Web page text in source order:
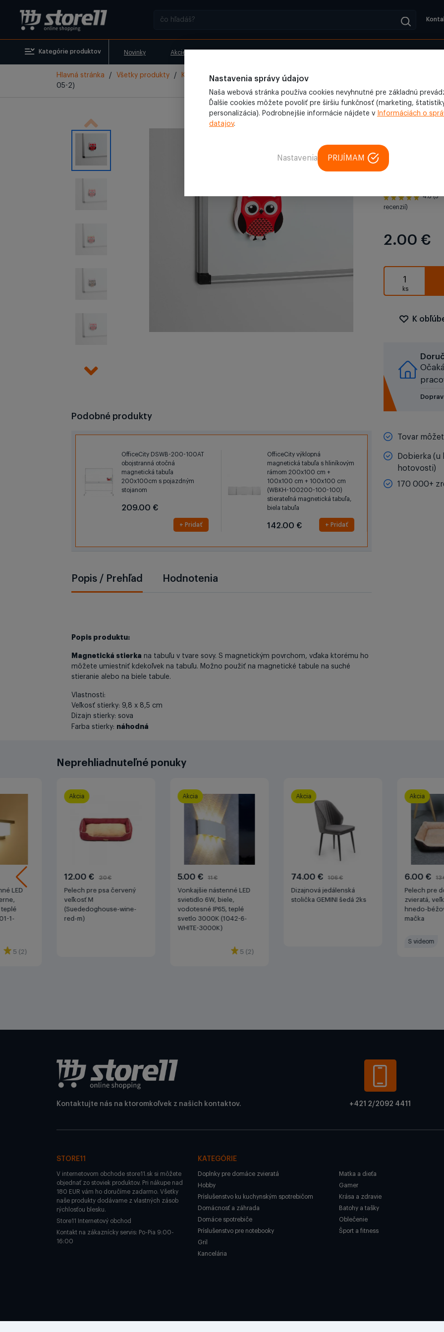
Kategórie produktov Novinky Akcie
Hlavná stránka / Všetky produkty / Kancelária / Magnetická tabuľa, whiteboard
Magnetická stierka na tabuľu
05-2)
Podobné produkty
OfficeCity DSWB-200-100AT
obojstranná otočná
magnetická tabuľa
200x100cm s pojazdným
stojanom
209.00 €
+ Pridať
OfficeCity výklopná
magnetická tabuľa s hliníkovým
rámom 200x100 cm +
100x100 cm + 100x100 cm
(WBKH-100200-100-100)
stierateľná magnetická tabuľa,
biela tabuľa
142.00 € + Pridať
Popis / Prehľad Hodnotenia
Popis produktu:
Magnetická stierka na tabuľu v tvare sovy. S magnetickým povrchom, vďaka ktorému ho
môžete umiestniť kdekoľvek na tabuľu. Možno použiť na magnetické tabule na suché
stieranie alebo na biele tabule.
Vlastnosti:
Veľkosť stierky: 9,8 x 8,5 cm
Dizajn stierky: sova
Farba stierky: náhodná
Magnetická
tvare
tabuľu
4.6 (5
recenzií)
2.00 €
K
Tovar
Dobierka
hotovosti)
170 000+
Neprehliadnuteľné ponuky
LED
teplé
1-
5 (2)
Akcia
12.00 € 20 €
Pelech pre psa červený
veľkosť M
(Suededoghouse-wine-
red-m)
Akcia
5.00 € 11 €
Vonkajšie nástenné LED
svietidlo 6W, biele,
vodotesné IP65, teplé
svetlo 3000K (1042-6-
WHITE-3000K)
5 (2)
Akcia
74.00 € 106 €
Dizajnová jedálenská
stolička GEMINI šedá 2ks
Akcia
6.00 € 13
Pelech pre
zvieratá,
hnedo-
mačka
S videom
Kontaktujte nás na ktoromkoľvek z našich kontaktov. +421 2/2092 4411
STORE11
V internetovom obchode store11.sk si môžete
objednať zo stoviek produktov. Pri nákupe nad
180 EUR vám ho doručíme zadarmo. Všetky
naše produkty dodávame z vlastných zásob
rýchlosťou blesku.
Store11 Internetový obchod
Kontakt na zákaznícky servis: Po-Pia 9:00-
16:00
KATEGÓRIE
Doplnky pre domáce zvieratá
Hobby
Príslušenstvo ku kuchynským spotrebičom
Domácnosť a záhrada
Domáce spotrebiče
Príslušenstvo pre notebooky
Gril
Kancelária
Matka a dieťa
Gamer
Krása a zdravie
Batohy a tašky
Oblečenie
Šport a fitness
Nastavenia správy údajov
Naša webová stránka používa cookies nevyhnutné pre základnú
Ďalšie cookies môžete povoliť pre širšiu funkčnosť (marketing,
personalizácia). Podrobnejšie informácie nájdete v Informáciách o
datajov.
Nastavenia PRIJÍMAM